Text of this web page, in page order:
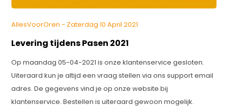
AllesVoorOren - Zaterdag 10 April 2021
Levering tijdens Pasen 2021
Op maandag 05-04-2021 is onze klantenservice gesloten.
Uiteraard kun je altijd een vraag stellen via ons support email
adres. De gegevens vind je op onze website bij
klantenservice. Bestellen is uiteraard gewoon mogelijk.